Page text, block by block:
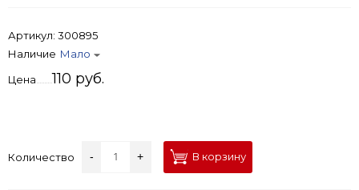
Артикул: 300895
Наличие Мало
Цена
110 руб.
Количество - + В корзину